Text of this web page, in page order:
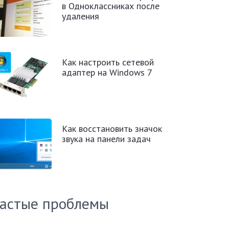
в Одноклассниках после
удаления
Как настроить сетевой
адаптер на Windows 7
Как восстановить значок
звука на панели задач
проблемы